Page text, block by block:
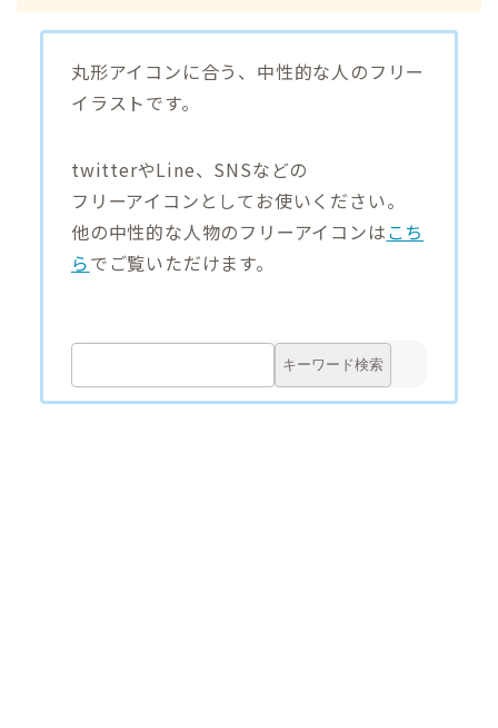
丸形アイコンに合う、中性的な人のフリー
イラストです。
twitterやLine、SNSなどの
フリーアイコンとしてお使いください。
他の中性的な人物のフリーアイコンはこち
らでご覧いただけます。